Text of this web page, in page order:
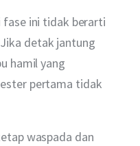
fase ini tidak berarti
detak jantung
hamil yang
pertama tidak
waspada dan